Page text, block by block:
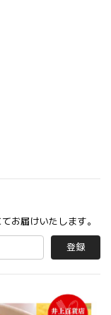
お届けいたします。
登録